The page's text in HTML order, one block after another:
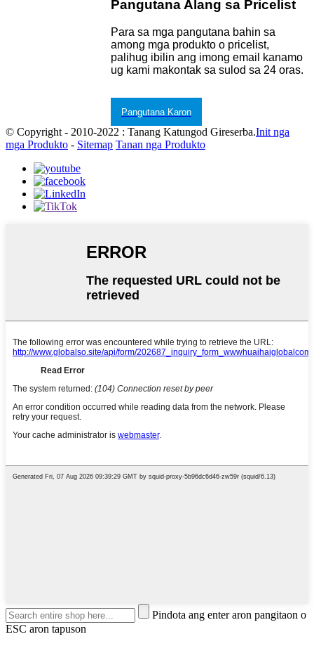
Pangutana Alang sa Pricelist
Para sa mga pangutana bahin sa
among mga produkto o pricelist,
palihug ibilin ang imong email kanamo
ug kami makontak sa sulod sa 24 oras.
Pangutana Karon
© Copyright - 2010-2022 : Tanang Katungod Gireserba.Init nga
mga Produkto - Sitemap Tanan nga Produkto
Pindota ang enter aron pangitaon o
ESC aron tapuson